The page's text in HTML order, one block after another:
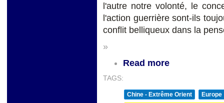
l'autre notre volonté, le
l'action guerrière sont-ils
conflit belliqueux dans la
»
Read more
TAGS:
Chine - Extrême Orient
Europe